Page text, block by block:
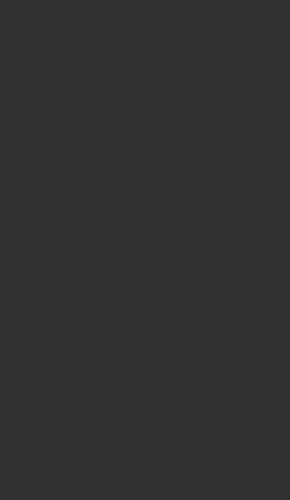
la chiave
online